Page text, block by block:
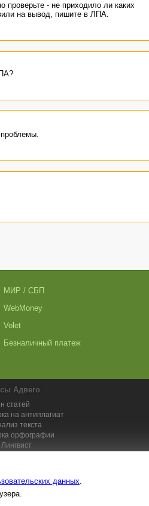
проверьте - не приходило ли каких
на вывод, пишите в ЛПА.
МИР / СБП
WebMoney
Volet
Безналичный платеж
Адвего
статей
на антиплагиат
текста
орфографии
Лингвист
на дому
данных